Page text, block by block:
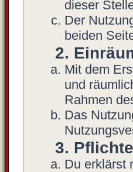
dieser
Der
beiden
2.
Mit dem
und
Rahmen
Das
3.
Du erklärst